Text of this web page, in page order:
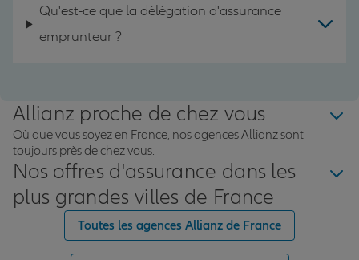
Qu'est-ce que la délégation d'assurance
emprunteur ?
Allianz proche de chez vous
Où que vous soyez en France, nos agences Allianz sont
toujours près de chez vous.
Nos offres d'assurance dans les
plus grandes villes de France
Toutes les agences Allianz de France